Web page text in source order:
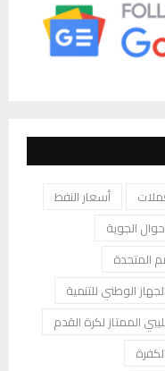
أسعار النفط
الجوية
المتحدة
الجهاز الوطني للتنمية
الممتاز لكرة القدم
الكفرة